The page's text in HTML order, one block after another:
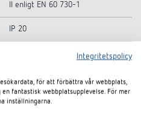
II enligt EN 60 730-1
IP 20
Integritetspolicy
för att förbättra vår webbplats,
fantastisk webbplatsupplevelse. För mer
inställningarna.